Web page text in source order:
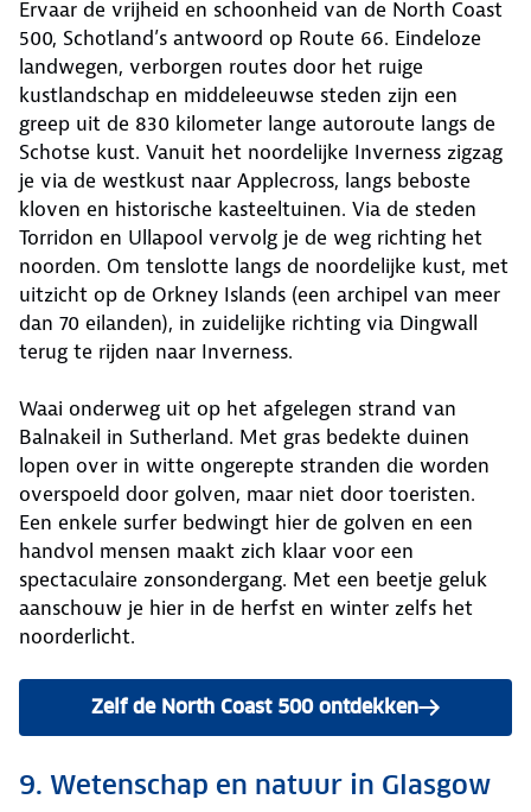
Ervaar de vrijheid en schoonheid van de North Coast
500, Schotland’s antwoord op Route 66. Eindeloze
landwegen, verborgen routes door het ruige
kustlandschap en middeleeuwse steden zijn een
greep uit de 830 kilometer lange autoroute langs de
Schotse kust. Vanuit het noordelijke Inverness zigzag
je via de westkust naar Applecross, langs beboste
kloven en historische kasteeltuinen. Via de steden
Torridon en Ullapool vervolg je de weg richting het
noorden. Om tenslotte langs de noordelijke kust, met
uitzicht op de Orkney Islands (een archipel van meer
dan 70 eilanden), in zuidelijke richting via Dingwall
terug te rijden naar Inverness.
Waai onderweg uit op het afgelegen strand van
Balnakeil in Sutherland. Met gras bedekte duinen
lopen over in witte ongerepte stranden die worden
overspoeld door golven, maar niet door toeristen.
Een enkele surfer bedwingt hier de golven en een
handvol mensen maakt zich klaar voor een
spectaculaire zonsondergang. Met een beetje geluk
aanschouw je hier in de herfst en winter zelfs het
noorderlicht.
Zelf de North Coast 500 ontdekken
9. Wetenschap en natuur in Glasgow